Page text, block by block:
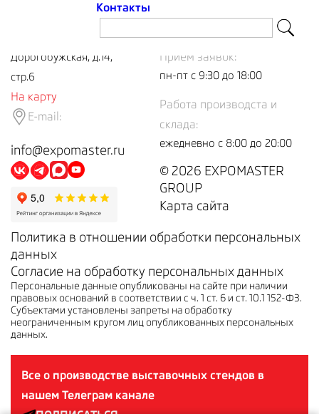
Контакты
Дорогобужская, д.14,
стр.6
На карту
E-mail:
info@expomaster.ru
+7 (495) 642-97-34
Приём заявок:
пн-пт с 9:30 до 18:00
Работа производста и
склада:
ежедневно с 8:00 до 20:00
© 2026 EXPOMASTER
GROUP
Карта сайта
Политика в отношении обработки персональных
данных
Согласие на обработку персональных данных
Персональные данные опубликованы на сайте при наличии
правовых оснований в соответствии с ч. 1 ст. 6 и ст. 10.1 152-ФЗ.
Субъектами установлены запреты на обработку
неограниченным кругом лиц опубликованных персональных
данных.
Все о производстве выставочных стендов в
нашем Телеграм канале